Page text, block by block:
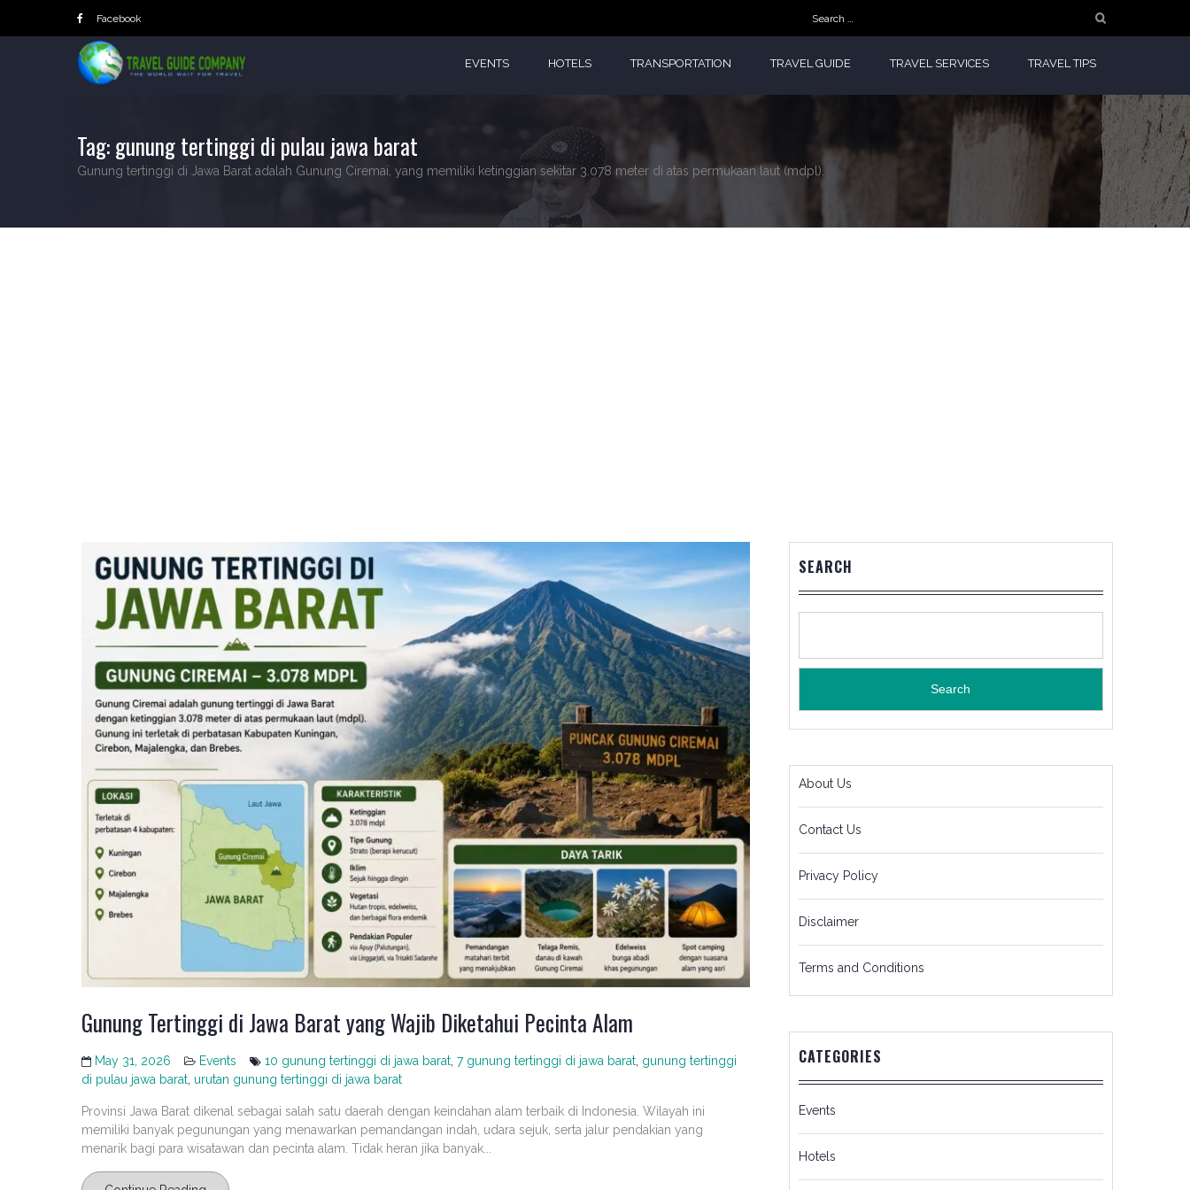
Facebook
Search
for:
EVENTS HOTELS TRANSPORTATION TRAVEL GUIDE TRAVEL SERVICES TRAVEL TIPS
Tag:gunung tertinggi di pulau jawa barat
Gunung tertinggi di Jawa Barat adalah Gunung Ciremai, yang memiliki ketinggian sekitar 3.078 meter di atas permukaan laut (mdpl).
Gunung Tertinggi di Jawa Barat yang Wajib Diketahui Pecinta Alam
May 31, 2026 Events 10 gunung tertinggi di jawa barat, 7 gunung tertinggi di jawa barat, gunung tertinggi
di pulau jawa barat, urutan gunung tertinggi di jawa barat
Provinsi Jawa Barat dikenal sebagai salah satu daerah dengan keindahan alam terbaik di Indonesia. Wilayah ini
memiliki banyak pegunungan yang menawarkan pemandangan indah, udara sejuk, serta jalur pendakian yang
menarik bagi para wisatawan dan pecinta alam. Tidak heran jika banyak...
SEARCH
Search
About Us
Contact Us
Privacy Policy
Disclaimer
Terms and Conditions
CATEGORIES
Events
Hotels